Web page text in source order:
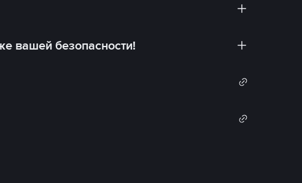
вашей безопасности!